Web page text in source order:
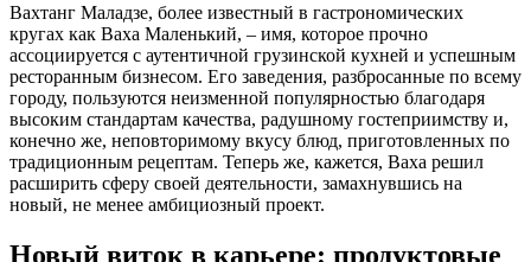
Вахтанг Маладзе, более известный в гастрономических
кругах как Ваха Маленький, – имя, которое прочно
ассоциируется с аутентичной грузинской кухней и успешным
ресторанным бизнесом. Его заведения, разбросанные по всему
городу, пользуются неизменной популярностью благодаря
высоким стандартам качества, радушному гостеприимству и,
конечно же, неповторимому вкусу блюд, приготовленных по
традиционным рецептам. Теперь же, кажется, Ваха решил
расширить сферу своей деятельности, замахнувшись на
новый, не менее амбициозный проект.
Новый виток в карьере: продуктовые